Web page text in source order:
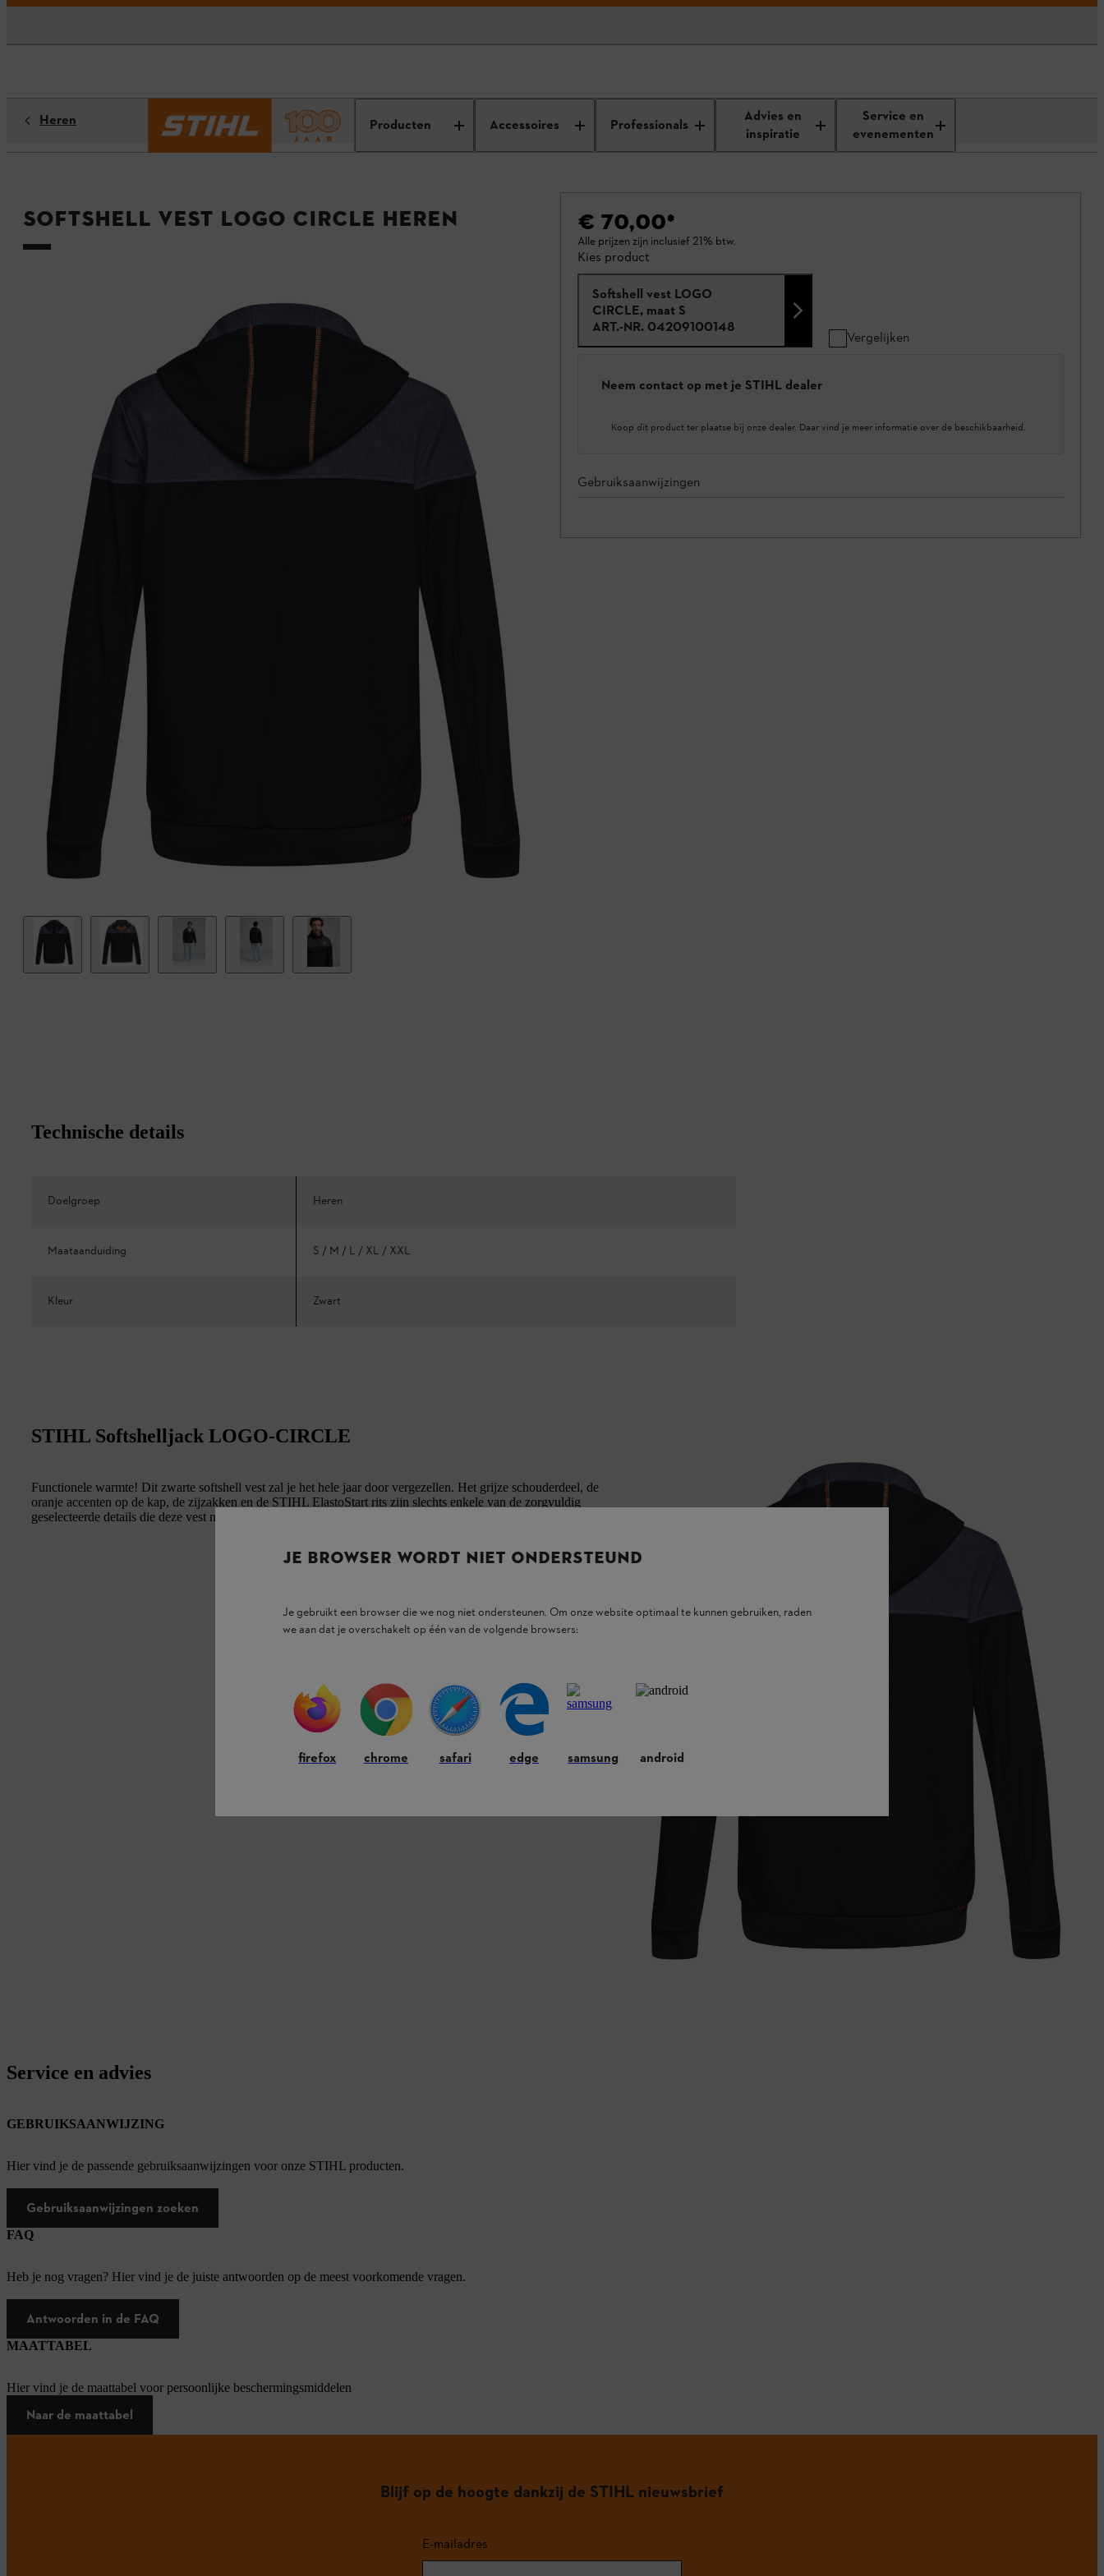
Producten Accessoires Professionals
Advies en
inspiratie
Service en
evenementen
Heren
Softshell vest LOGO CIRCLE Heren € 70,00*
Alle prijzen zijn inclusief 21% btw.
Kies product
Softshell vest LOGO
CIRCLE, maat S
ART.-NR. 04209100148
Vergelijken
Neem contact op met je STIHL dealer
Koop dit product ter plaatse bij onze dealer. Daar vind je meer informatie over de beschikbaarheid.
Gebruiksaanwijzingen
Technische details
Doelgroep Heren
Maataanduiding S / M / L / XL / XXL
Kleur Zwart
STIHL Softshelljack LOGO-CIRCLE
Functionele warmte! Dit zwarte softshell vest zal je het hele jaar door vergezellen. Het grijze schouderdeel, de
oranje accenten op de kap, de zijzakken en de STIHL ElastoStart rits zijn slechts enkele van de zorgvuldig
geselecteerde details die deze vest net dat tikkeltje meer geven. 96 % polyester, 4 % elastaan.
Service en advies
GEBRUIKSAANWIJZING
Hier vind je de passende gebruiksaanwijzingen voor onze STIHL producten.
Gebruiksaanwijzingen zoeken
FAQ
Heb je nog vragen? Hier vind je de juiste antwoorden op de meest voorkomende vragen.
Antwoorden in de FAQ
MAATTABEL
Hier vind je de maattabel voor persoonlijke beschermingsmiddelen
Naar de maattabel
Blijf op de hoogte dankzij de STIHL nieuwsbrief
E-mailadres
JE BROWSER WORDT NIET ONDERSTEUND
Je gebruikt een browser die we nog niet ondersteunen. Om onze website optimaal te kunnen gebruiken, raden
we aan dat je overschakelt op één van de volgende browsers:
firefox chrome safari edge samsung android